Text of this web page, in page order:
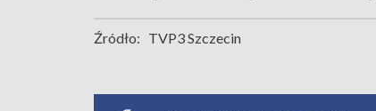
Źródło: TVP3 Szczecin